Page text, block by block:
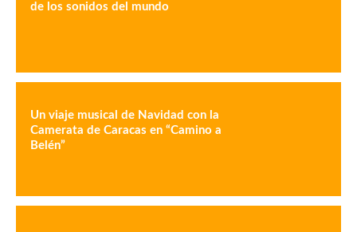
de los sonidos del mundo
Un viaje musical de Navidad con la
Camerata de Caracas en “Camino a
Belén”